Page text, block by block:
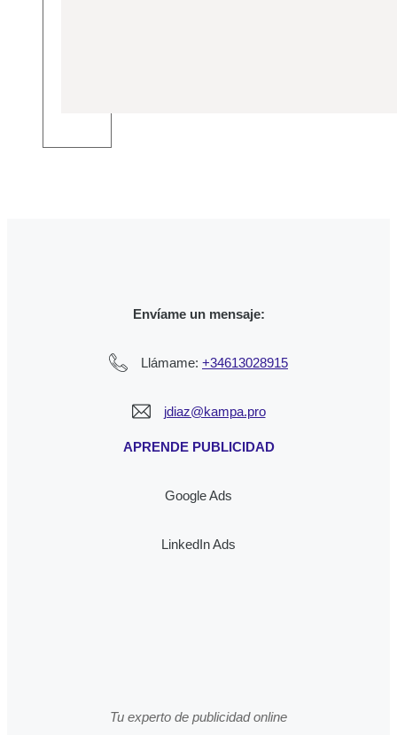
Envíame un mensaje:
Llámame: +34613028915
jdiaz@kampa.pro
APRENDE PUBLICIDAD
Google Ads
LinkedIn Ads
Tu experto de publicidad online